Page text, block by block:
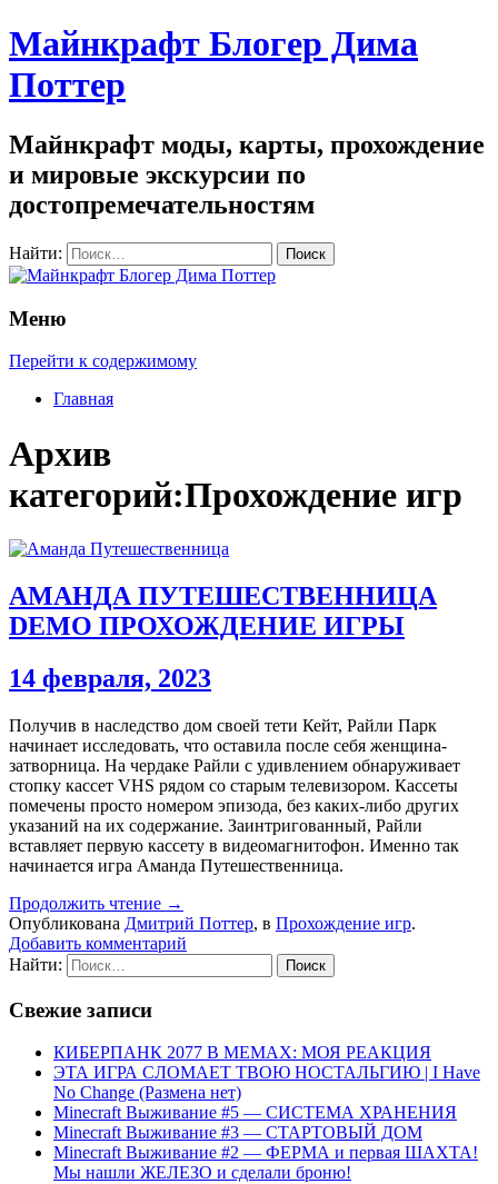
Майнкрафт Блогер Дима
Поттер
Майнкрафт моды, карты, прохождение
и мировые экскурсии по
достопремечательностям
Найти:
Меню
Перейти к содержимому
Главная
Архив
категорий:Прохождение игр
АМАНДА ПУТЕШЕСТВЕННИЦА
DEMO ПРОХОЖДЕНИЕ ИГРЫ
14 февраля, 2023
Получив в наследство дом своей тети Кейт, Райли Парк
начинает исследовать, что оставила после себя женщина-
затворница. На чердаке Райли с удивлением обнаруживает
стопку кассет VHS рядом со старым телевизором. Кассеты
помечены просто номером эпизода, без каких-либо других
указаний на их содержание. Заинтригованный, Райли
вставляет первую кассету в видеомагнитофон. Именно так
начинается игра Аманда Путешественница.
Продолжить чтение →
Опубликована Дмитрий Поттер, в Прохождение игр.
Добавить комментарий
Найти:
Свежие записи
КИБЕРПАНК 2077 В МЕМАХ: МОЯ РЕАКЦИЯ
ЭТА ИГРА СЛОМАЕТ ТВОЮ НОСТАЛЬГИЮ | I Have
No Change (Размена нет)
Minecraft Выживание #5 — СИСТЕМА ХРАНЕНИЯ
Minecraft Выживание #3 — СТАРТОВЫЙ ДОМ
Minecraft Выживание #2 — ФЕРМА и первая ШАХТА!
Мы нашли ЖЕЛЕЗО и сделали броню!